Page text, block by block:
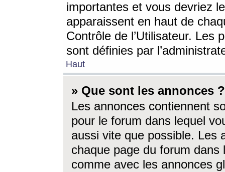
importantes et vous devriez
apparaissent en haut de
Contrôle de l’Utilisateur. Les
sont définies par
Haut
» Que sont les annonces ?
Les annonces contiennent
pour le forum dans lequel
aussi vite que possible. Les
chaque page du forum dans
comme avec les annonces